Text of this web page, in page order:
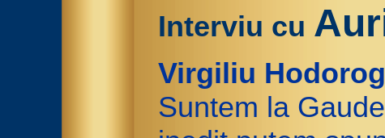
Interviu cu
Virgiliu
Suntem la